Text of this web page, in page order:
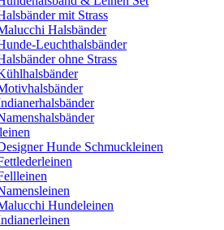
mit Strass
Halsbänder
Leuchthalsbänder
ohne Strass
Hunde Schmuckleinen
Hundeleinen